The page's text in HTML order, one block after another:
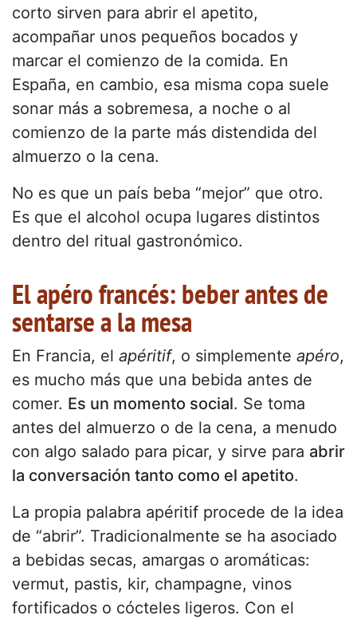
corto sirven para abrir el apetito,
acompañar unos pequeños bocados y
marcar el comienzo de la comida. En
España, en cambio, esa misma copa suele
sonar más a sobremesa, a noche o al
comienzo de la parte más distendida del
almuerzo o la cena.
No es que un país beba “mejor” que otro.
Es que el alcohol ocupa lugares distintos
dentro del ritual gastronómico.
El apéro francés: beber antes de
sentarse a la mesa
En Francia, el apéritif, o simplemente apéro,
es mucho más que una bebida antes de
comer. Es un momento social. Se toma
antes del almuerzo o de la cena, a menudo
con algo salado para picar, y sirve para abrir
la conversación tanto como el apetito.
La propia palabra apéritif procede de la idea
de “abrir”. Tradicionalmente se ha asociado
a bebidas secas, amargas o aromáticas:
vermut, pastis, kir, champagne, vinos
fortificados o cócteles ligeros. Con el